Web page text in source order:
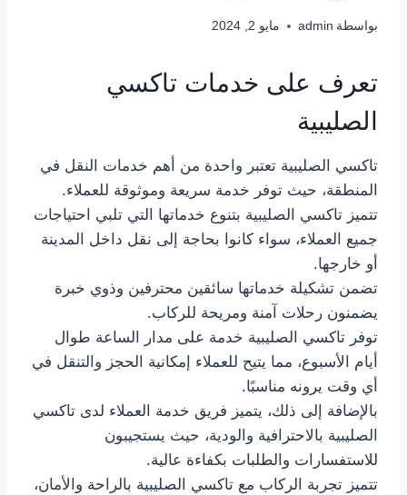
بواسطة admin مايو 2, 2024
تعرف على خدمات تاكسي
الصليبية
تاكسي الصليبية تعتبر واحدة من أهم خدمات النقل في
المنطقة، حيث توفر خدمة سريعة وموثوقة للعملاء.
تتميز تاكسي الصليبية بتنوع خدماتها التي تلبي احتياجات
جميع العملاء، سواء كانوا بحاجة إلى نقل داخل المدينة
أو خارجها.
تضمن تشكيلة خدماتها سائقين محترفين وذوي خبرة
يضمنون رحلات آمنة ومريحة للركاب.
توفر تاكسي الصليبية خدمة على مدار الساعة طوال
أيام الأسبوع، مما يتيح للعملاء إمكانية الحجز والتنقل في
أي وقت يرونه مناسبًا.
بالإضافة إلى ذلك، يتميز فريق خدمة العملاء لدى تاكسي
الصليبية بالاحترافية والودية، حيث يستجيبون
للاستفسارات والطلبات بكفاءة عالية.
تتميز تجربة الركاب مع تاكسي الصليبية بالراحة والأمان،